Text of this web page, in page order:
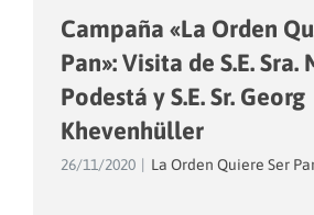
Campaña «La Orden
Pan»: Visita de S.E. Sra.
Podestá y S.E. Sr. Georg
Khevenhüller
26/11/2020 La Orden Quiere Ser